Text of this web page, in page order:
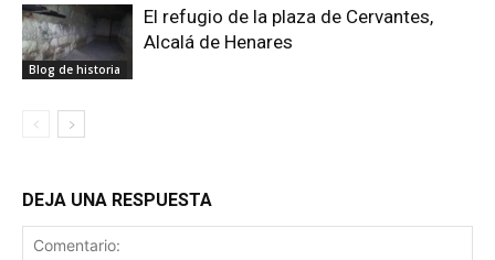
Blog de historia
El refugio de la plaza de Cervantes,
Alcalá de Henares
DEJA UNA RESPUESTA